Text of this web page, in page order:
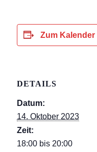
Zum
DETAILS
Datum:
14. Oktober 2023
Zeit:
18:00 bis 20:00